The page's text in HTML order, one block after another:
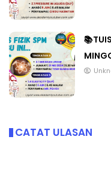
CATAT ULASAN